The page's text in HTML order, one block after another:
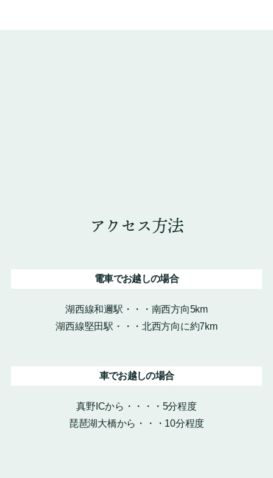
アクセス方法
電車でお越しの場合
湖西線和邇駅・・・南西方向5km
湖西線堅田駅・・・北西方向に約7km
車でお越しの場合
真野ICから・・・・5分程度
琵琶湖大橋から・・・10分程度